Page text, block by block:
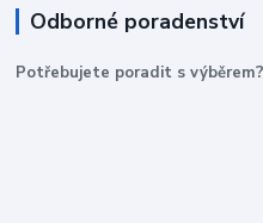
Odborné poradenství
Potřebujete poradit s